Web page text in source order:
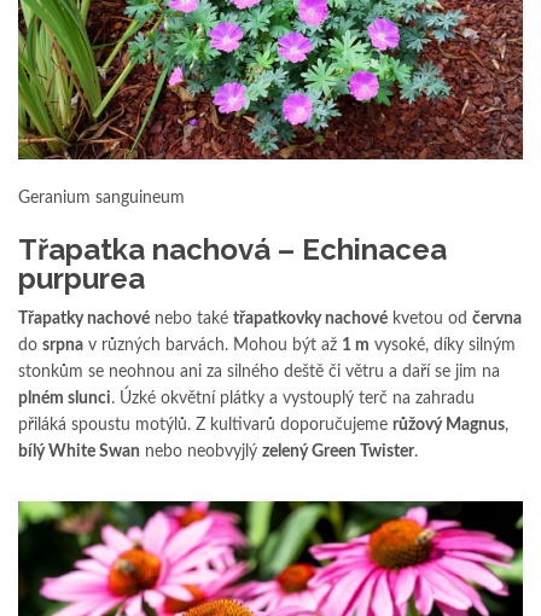
Geranium sanguineum
Třapatka nachová – Echinacea
purpurea
Třapatky nachové nebo také třapatkovky nachové kvetou od června
do srpna v různých barvách. Mohou být až 1 m vysoké, díky silným
stonkům se neohnou ani za silného deště či větru a daří se jim na
plném slunci. Úzké okvětní plátky a vystouplý terč na zahradu
přiláká spoustu motýlů. Z kultivarů doporučujeme růžový Magnus,
bílý White Swan nebo neobvyjlý zelený Green Twister.